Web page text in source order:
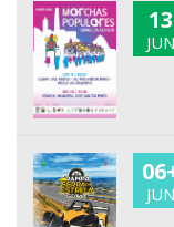
13
JUN
JUN